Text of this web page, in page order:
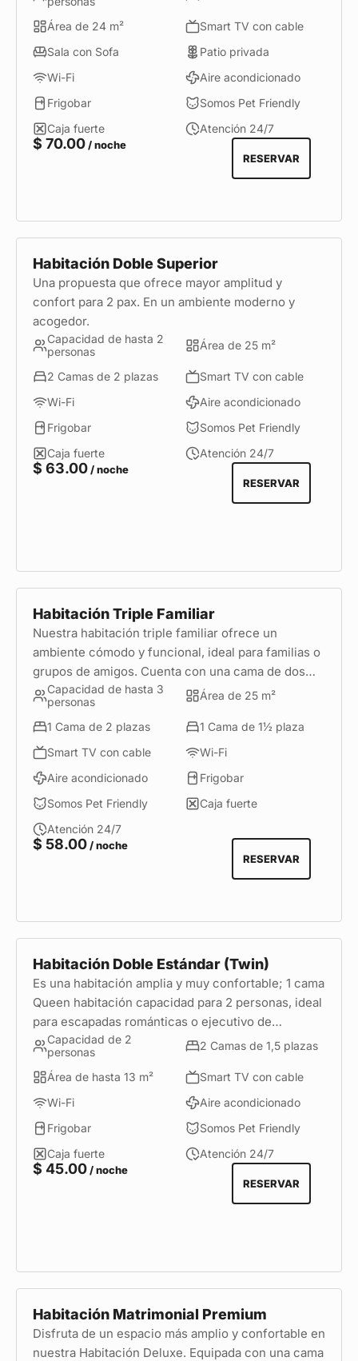
ideal para viajeros de negocios o huéspedes que
buscan mayor comodidad, amplitud y privacidad
durante su estadía en Miraflores.
Área de 24 m²
Smart TV con cable
Sala con Sofa
Patio privada
Wi-Fi
Aire acondicionado
Frigobar
Somos Pet Friendly
Caja fuerte
Atención 24/7
$ 70.00 / noche
RESERVAR
Habitación Doble Superior
Una propuesta que ofrece mayor amplitud y
confort para 2 pax. En un ambiente moderno y
acogedor.
Capacidad de hasta 2
personas
Área de 25 m²
2 Camas de 2 plazas
Smart TV con cable
Wi-Fi
Aire acondicionado
Frigobar
Somos Pet Friendly
Caja fuerte
Atención 24/7
$ 63.00 / noche
RESERVAR
Habitación Triple Familiar
Nuestra habitación triple familiar ofrece un
ambiente cómodo y funcional, ideal para familias o
grupos de amigos. Cuenta con una cama de dos
plazas y una cama de plaza y media, con capacidad
para hasta tres personas.
Capacidad de hasta 3
personas
Área de 25 m²
1 Cama de 2 plazas
1 Cama de 1½ plaza
Smart TV con cable
Wi-Fi
Aire acondicionado
Frigobar
Somos Pet Friendly
Caja fuerte
Atención 24/7
$ 58.00 / noche
RESERVAR
Habitación Doble Estándar (Twin)
Es una habitación amplia y muy confortable; 1 cama
Queen habitación capacidad para 2 personas, ideal
para escapadas románticas o ejecutivo de
negocios.
Capacidad de 2
personas
2 Camas de 1,5 plazas
Área de hasta 13 m²
Smart TV con cable
Wi-Fi
Aire acondicionado
Frigobar
Somos Pet Friendly
Caja fuerte
Atención 24/7
$ 45.00 / noche
RESERVAR
Habitación Matrimonial Premium
Disfruta de un espacio más amplio y confortable en
nuestra Habitación Deluxe. Equipada con una cama